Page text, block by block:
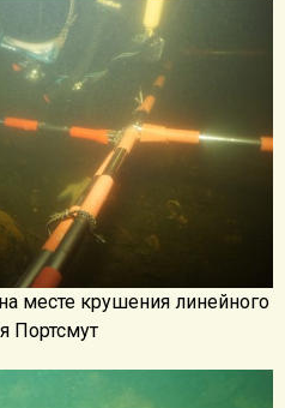
месте крушения линейного
Портсмут